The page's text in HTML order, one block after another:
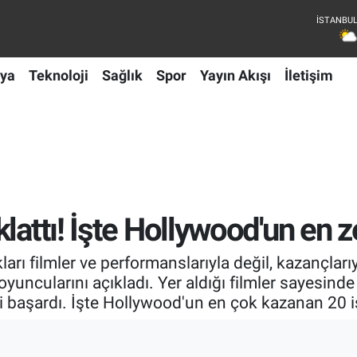
Teknoloji Sağlık Spor Yayın Akışı İletişim
İşte Hollywood'un en
filmler ve performanslarıyla değil,
açıkladı. Yer aldığı filmler
İşte Hollywood'un en çok kazanan 20